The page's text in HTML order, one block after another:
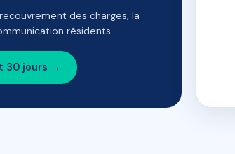
des charges, la
résidents.
30 jours →